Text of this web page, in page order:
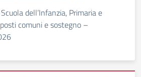
dell’Infanzia, Primaria e
comuni e sostegno –